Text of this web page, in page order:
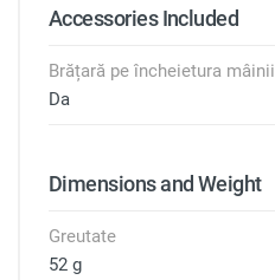
Accessories Included
Brățară pe încheietura mâinii
Da
Dimensions and Weight
Greutate
52 g